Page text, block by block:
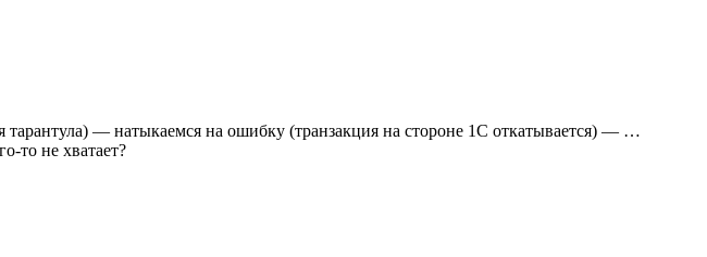
тарантула) — натыкаемся на ошибку (транзакция на стороне 1С откатывается) — …
то не хватает?